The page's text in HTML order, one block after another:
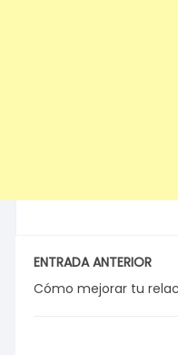
ENTRADA ANTERIOR
Cómo mejorar tu